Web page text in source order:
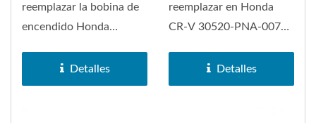
reemplazar la bobina de
encendido Honda
La bobina de encendido...
Detalles
reemplazar en Honda
CR-V 30520-PNA-007
bobina de encendido...
Detalles